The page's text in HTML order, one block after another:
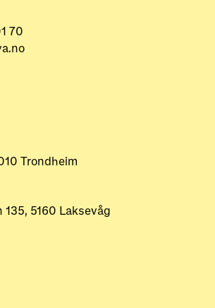
70
Trondheim
5160 Laksevåg